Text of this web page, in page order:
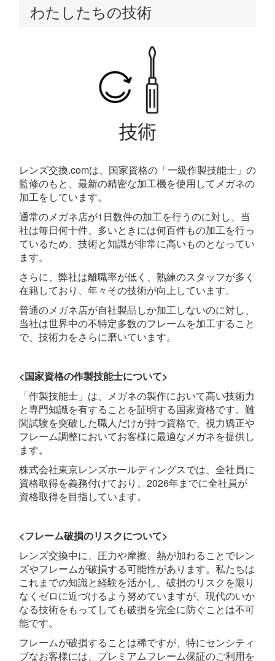
わたしたちの技術
レンズ交換.comは、国家資格の「一級作製技能士」の
監修のもと、最新の精密な加工機を使用してメガネの
加工をしています。
通常のメガネ店が1日数件の加工を行うのに対し、当
社は毎日何十件、多いときには何百件もの加工を行っ
ているため、技術と知識が非常に高いものとなってい
ます。
さらに、弊社は離職率が低く、熟練のスタッフが多く
在籍しており、年々その技術が向上しています。
普通のメガネ店が自社製品しか加工しないのに対し、
当社は世界中の不特定多数のフレームを加工すること
で、技術力をさらに磨いています。
<国家資格の作製技能士について>
「作製技能士」は、メガネの製作において高い技術力
と専門知識を有することを証明する国家資格です。難
関試験を突破した職人だけが持つ資格で、視力矯正や
フレーム調整においてお客様に最適なメガネを提供し
ます。
株式会社東京レンズホールディングスでは、全社員に
資格取得を義務付けており、2026年までに全社員が
資格取得を目指しています。
<フレーム破損のリスクについて>
レンズ交換中に、圧力や摩擦、熱が加わることでレン
ズやフレームが破損する可能性があります。私たちは
これまでの知識と経験を活かし、破損のリスクを限り
なくゼロに近づけるよう努めていますが、現代のいか
なる技術をもってしても破損を完全に防ぐことは不可
能です。
フレームが破損することは稀ですが、特にセンシティ
ブなお客様には、プレミアムフレーム保証のご利用を